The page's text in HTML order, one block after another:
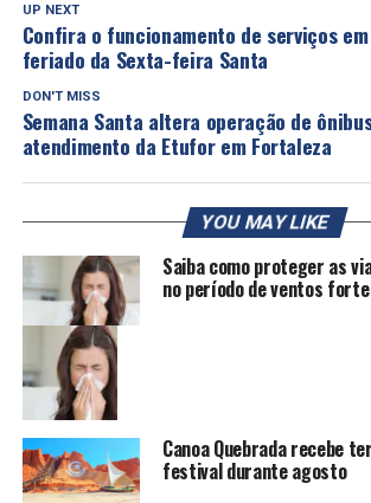
UP NEXT
Confira o funcionamento de serviços
feriado da Sexta-feira Santa
DON'T MISS
Semana Santa altera operação de
atendimento da Etufor em Fortaleza
YOU MAY LIKE
Saiba como proteger as
no período de ventos
Canoa Quebrada recebe
festival durante agosto